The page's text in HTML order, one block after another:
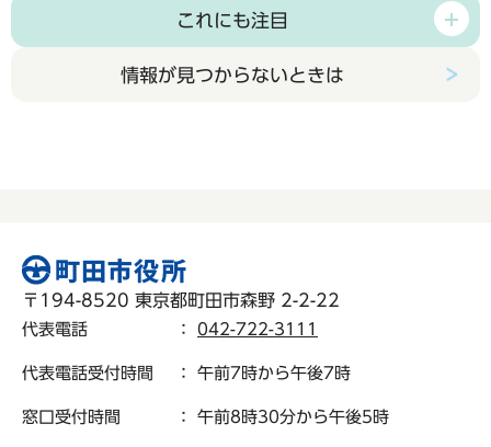
これにも注目
情報が見つからないときは
〒194-8520 東京都町田市森野 2-2-22
代表電話 ： 042-722-3111
代表電話受付時間 ： 午前7時から午後7時
窓口受付時間 ： 午前8時30分から午後5時